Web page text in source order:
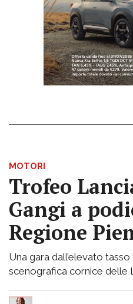
MOTORI
Trofeo
Gangi a
Regione
Una gara dall’elevato
scenografica cornice delle